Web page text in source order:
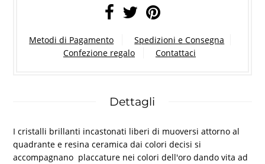
Metodi di Pagamento
Spedizioni e Consegna
Confezione regalo
Contattaci
Dettagli
I cristalli brillanti incastonati liberi di muoversi attorno al
quadrante e resina ceramica dai colori decisi si
accompagnano placcature nei colori dell'oro dando vita ad